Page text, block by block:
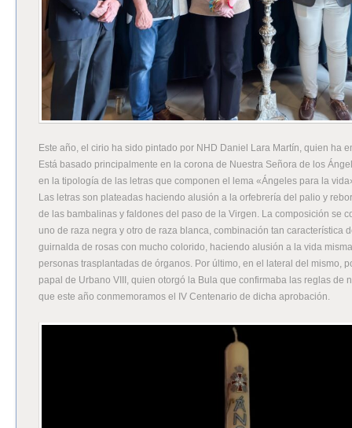
Este año, el cirio ha sido pintado por NHD Daniel Lara Martín, quien ha
Está basado principalmente en la corona de Nuestra Señora de los
en la tipología de las letras que componen el lema «Ángeles para la
Las letras son plateadas haciendo alusión a la orfebrería del palio y
de las bambalinas y faldones del paso de la Virgen. La composición se
uno de raza negra y otro de raza blanca, combinación tan característica
guirnalda de rosas con mucho colorido, haciendo alusión a la vida
personas trasplantadas de órganos. Por último, en el lateral del mismo,
papal de Urbano VIII, quien otorgó la Bula que confirmaba las reglas de
que este año conmemoramos el IV Centenario de dicha aprobación.